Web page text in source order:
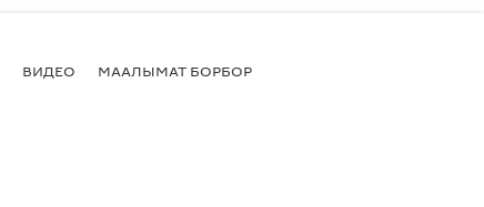
ВИДЕО МААЛЫМАТ БОРБОР